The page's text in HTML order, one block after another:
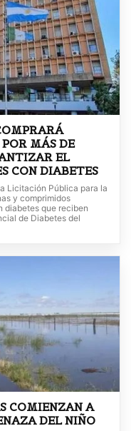
MÁS DE
EL
CON DIABETES
Licitación Pública para la
y comprimidos
diabetes que reciben
de Diabetes del
COMIENZAN A
DEL NIÑO